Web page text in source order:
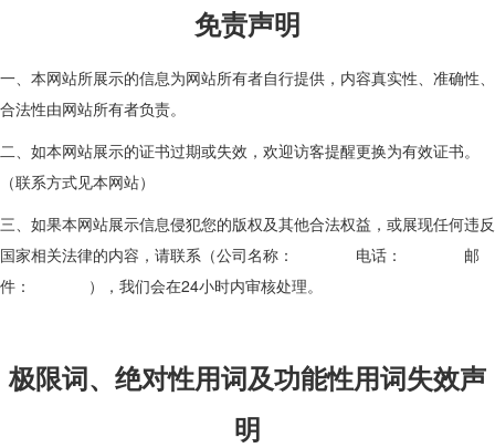
免责声明
一、本网站所展示的信息为网站所有者自行提供，内容真实性、准确性、
合法性由网站所有者负责。
二、如本网站展示的证书过期或失效，欢迎访客提醒更换为有效证书。
（联系方式见本网站）
三、如果本网站展示信息侵犯您的版权及其他合法权益，或展现任何违反
国家相关法律的内容，请联系（公司名称： 电话： 邮
件： ），我们会在24小时内审核处理。
极限词、绝对性用词及功能性用词失效声
明